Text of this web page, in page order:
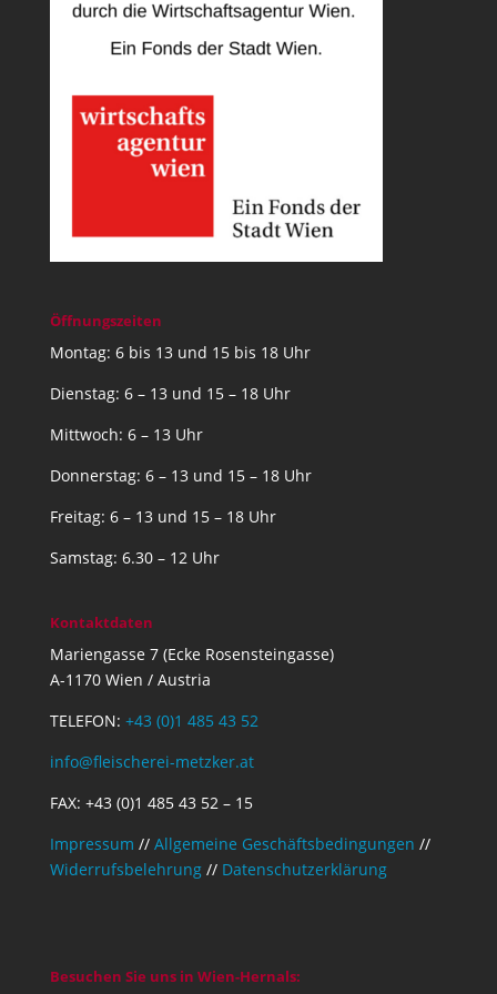
Öffnungszeiten
Montag: 6 bis 13 und 15 bis 18 Uhr
Dienstag: 6 – 13 und 15 – 18 Uhr
Mittwoch: 6 – 13 Uhr
Donnerstag: 6 – 13 und 15 – 18 Uhr
Freitag: 6 – 13 und 15 – 18 Uhr
Samstag: 6.30 – 12 Uhr
Kontaktdaten
Mariengasse 7 (Ecke Rosensteingasse)
A-1170 Wien / Austria
TELEFON: +43 (0)1 485 43 52
info@fleischerei-metzker.at
FAX: +43 (0)1 485 43 52 – 15
Impressum // Allgemeine Geschäftsbedingungen //
Widerrufsbelehrung// Datenschutzerklärung
Besuchen Sie uns in Wien-Hernals: